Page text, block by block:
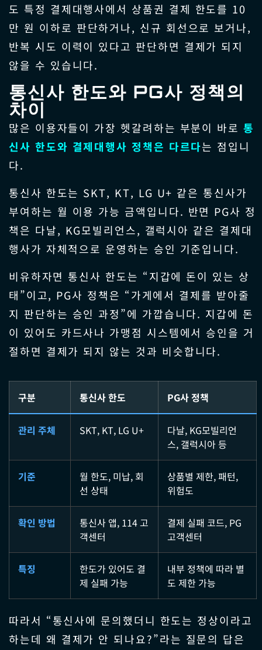
도 특정 결제대행사에서 상품권 결제 한도를 10
만 원 이하로 판단하거나, 신규 회선으로 보거나,
반복 시도 이력이 있다고 판단하면 결제가 되지
않을 수 있습니다.
통신사 한도와 PG사 정책의
차이
많은 이용자들이 가장 헷갈려하는 부분이 바로통
신사 한도와 결제대행사 정책은 다르다는 점입니
다.
통신사 한도는 SKT, KT, LG U+ 같은 통신사가
부여하는 월 이용 가능 금액입니다. 반면 PG사 정
책은 다날, KG모빌리언스, 갤럭시아 같은 결제대
행사가 자체적으로 운영하는 승인 기준입니다.
비유하자면 통신사 한도는 “지갑에 돈이 있는 상
태”이고, PG사 정책은 “가게에서 결제를 받아줄
지 판단하는 승인 과정”에 가깝습니다. 지갑에 돈
이 있어도 카드사나 가맹점 시스템에서 승인을 거
절하면 결제가 되지 않는 것과 비슷합니다.
구분 통신사 한도 PG사 정책
관리 주체 SKT, KT, LG U+
다날, KG모빌리언
스, 갤럭시아 등
기준
월 한도, 미납, 회
선 상태
상품별 제한, 패턴,
위험도
확인 방법
통신사 앱, 114 고
객센터
결제 실패 코드, PG
고객센터
특징
한도가 있어도 결
제 실패 가능
내부 정책에 따라 별
도 제한 가능
따라서 “통신사에 문의했더니 한도는 정상이라고
하는데 왜 결제가 안 되나요?”라는 질문의 답은